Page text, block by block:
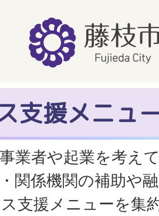
支援メニュ
業者や起業を考え
関係機関の補助や
支援メニューを集